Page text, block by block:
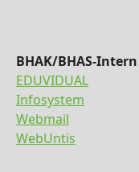
BHAK/BHAS-Intern
EDUVIDUAL
Infosystem
Webmail
WebUntis